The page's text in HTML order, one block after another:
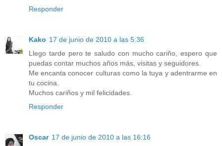
Responder
Kako 17 de junio de 2010 a las 5:36
Llego tarde pero te saludo con mucho cariño, espero que
puedas contar muchos años más, visitas y seguidores.
Me encanta conocer culturas como la tuya y adentrarme en
tu cocina.
Muchos cariños y mil felicidades.
Responder
Oscar 17 de junio de 2010 a las 16:16